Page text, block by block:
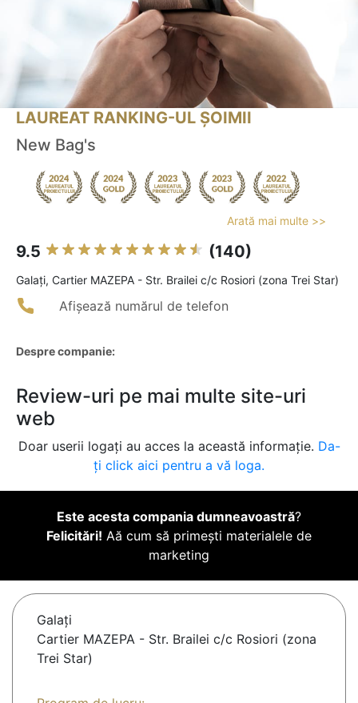
LAUREAT RANKING-UL ȘOIMII
New Bag's
Arată mai multe >>
9.5 (140)
Galaţi, Cartier MAZEPA - Str. Brailei c/c Rosiori (zona Trei Star)
Afișează numărul de telefon
Despre companie:
Review-uri pe mai multe site-uri
web
Doar userii logați au acces la această informație. Da-
ți click aici pentru a vă loga.
Este acesta compania dumneavoastră?
Felicitări! Aă cum să primești materialele de
marketing
Galaţi
Cartier MAZEPA - Str. Brailei c/c Rosiori (zona
Trei Star)